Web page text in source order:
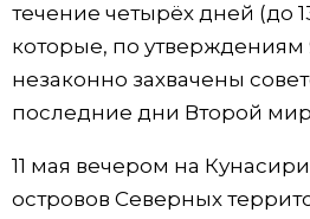
течение четырёх дней (до
которые, по
незаконно захвачены
последние дни Второй
11 мая вечером на
островов Северных